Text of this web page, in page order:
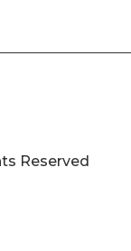
Reserved